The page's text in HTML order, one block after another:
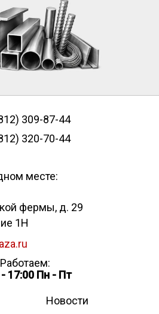
309-87-44
320-70-44
месте:
фермы, д. 29
1Н
Работаем:
- 17:00 Пн - Пт
Новости